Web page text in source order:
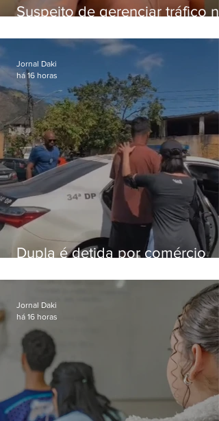
Suspeito de gerenciar tráfico na
foragido
Dupla é detida por comércio
Bangu
Jornal Daki
há 16 horas
Jornal Daki
há 16 horas